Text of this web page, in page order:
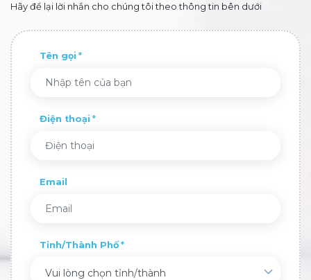
Hãy để lại lời nhắn cho chúng tôi theo thông tin bên dưới
Tên gọi
Điện thoại
Email
Tỉnh/Thành Phố
Vui lòng chọn tỉnh/thành